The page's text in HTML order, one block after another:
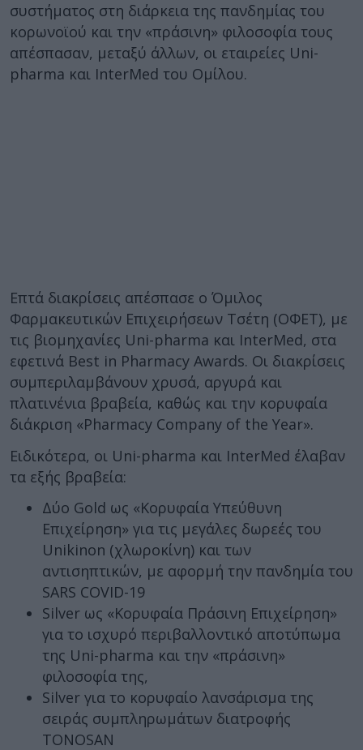
συστήματος στη διάρκεια της πανδημίας του
κορωνοϊού και την «πράσινη» φιλοσοφία τους
απέσπασαν, μεταξύ άλλων, οι εταιρείες Uni-
pharma και InterMed του Ομίλου.
Επτά διακρίσεις απέσπασε ο Όμιλος
Φαρμακευτικών Επιχειρήσεων Τσέτη (ΟΦΕΤ), με
τις βιομηχανίες Uni-pharma και InterMed, στα
εφετινά Best in Pharmacy Awards. Οι διακρίσεις
συμπεριλαμβάνουν χρυσά, αργυρά και
πλατινένια βραβεία, καθώς και την κορυφαία
διάκριση «Pharmacy Company of the Year».
Ειδικότερα, οι Uni-pharma και InterMed έλαβαν
τα εξής βραβεία:
Δύο Gold ως «Κορυφαία Υπεύθυνη
Επιχείρηση» για τις μεγάλες δωρεές του
Unikinon (χλωροκίνη) και των
αντισηπτικών, με αφορμή την πανδημία του
SARS COVID-19
Silver ως «Κορυφαία Πράσινη Επιχείρηση»
για το ισχυρό περιβαλλοντικό αποτύπωμα
της Uni-pharma και την «πράσινη»
φιλοσοφία της,
Silver για το κορυφαίο λανσάρισμα της
σειράς συμπληρωμάτων διατροφής
TONOSAN